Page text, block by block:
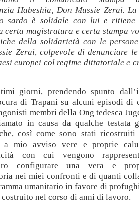
Habeshia, Don Mussie Zerai.
sardo è solidale con lui e
certa magistratura e certa stampa
della solidarietà con le
Zerai, colpevole di denunciare
europei col regime dittatoriale e
giorni, prendendo spunto
di Trapani su alcuni episodi di
membri della Ong tedesca
in causa da qualche testata
così come sono stati ricostruiti
a mio avviso vere e proprie
con cui vengono
configurare una vera e
nei miei confronti e di quanti
umanitario in favore di
costruito nel corso di anni di lavoro.